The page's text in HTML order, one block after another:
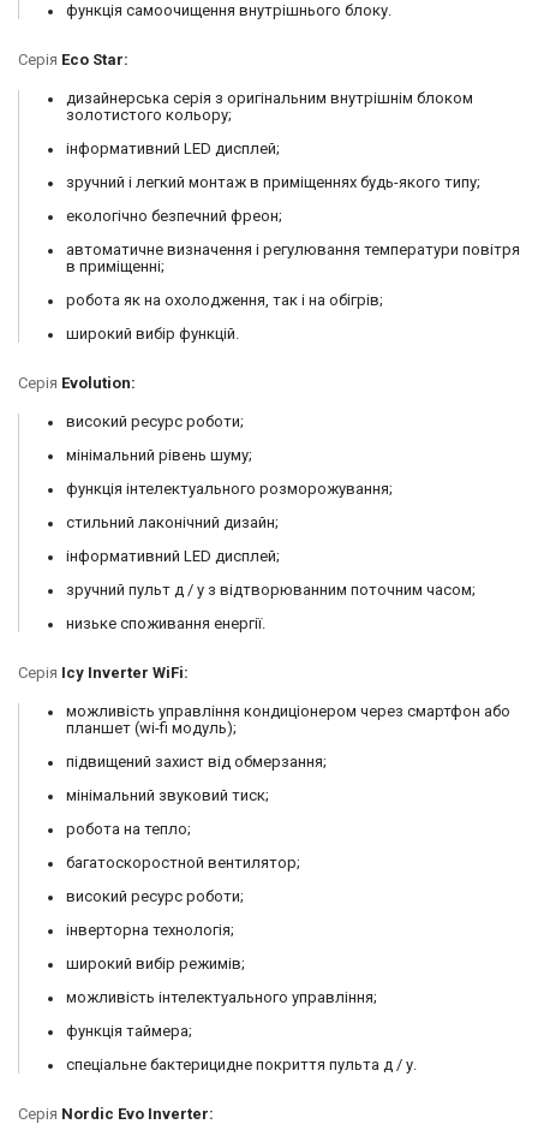
функція самоочищення внутрішнього блоку.
Серія Eco Star:
дизайнерська серія з оригінальним внутрішнім блоком
золотистого кольору;
інформативний LED дисплей;
зручний і легкий монтаж в приміщеннях будь-якого типу;
екологічно безпечний фреон;
автоматичне визначення і регулювання температури повітря
в приміщенні;
робота як на охолодження, так і на обігрів;
широкий вибір функцій.
Серія Evolution:
високий ресурс роботи;
мінімальний рівень шуму;
функція інтелектуального розморожування;
стильний лаконічний дизайн;
інформативний LED дисплей;
зручний пульт д / у з відтворюванним поточним часом;
низьке споживання енергії.
Серія Icy Inverter WiFi:
можливість управління кондиціонером через смартфон або
планшет (wi-fi модуль);
підвищений захист від обмерзання;
мінімальний звуковий тиск;
робота на тепло;
багатоскоростной вентилятор;
високий ресурс роботи;
інверторна технологія;
широкий вибір режимів;
можливість інтелектуального управління;
функція таймера;
спеціальне бактерицидне покриття пульта д / у.
Серія Nordic Evo Inverter: